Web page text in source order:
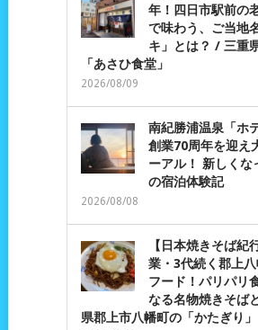
年！四日市駅前の
で味わう、ご当地
キ」とは？ / 三重
「あさひ食堂」
2026/08/09
南紀勝浦温泉「ホ
創業70周年を迎え
ーアル！ 新しくな
の宿泊体験記
2026/08/08
【日本焼きそば紀
業・3代続く郡上
フード！パリパリ
なる名物焼きそば
県郡上市八幡町の「かたぎり」